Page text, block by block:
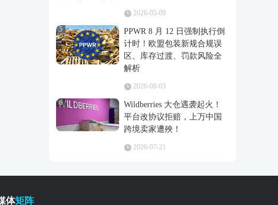
2026-05-09
5
PPWR 8 月 12 日强制执行倒
计时！欧盟包装新规合规误
区、库存过渡、罚款风险全
解析
2026-08-03
6
Wildberries 大仓遇袭起火！
平台改协议拒赔，上万中国
跨境卖家遭殃！
2026-07-21
体矩阵